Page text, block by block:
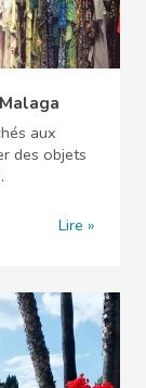
aux
des objets
Lire